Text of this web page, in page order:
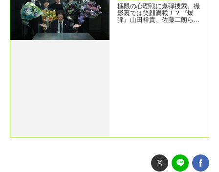
極限の心理戦に爆弾捜索、撮
影裏では笑顔満載！？『爆
弾』山田裕貴、佐藤二朗ら豪